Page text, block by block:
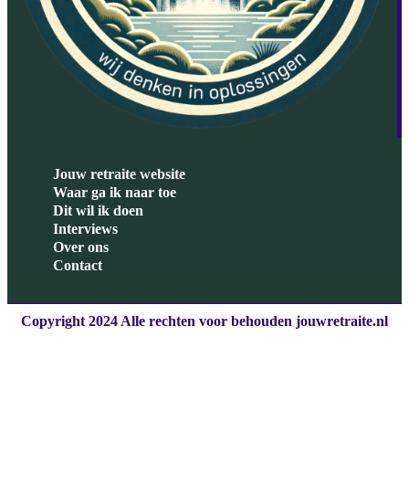
Jouw retraite website
Waar ga ik naar toe
Dit wil ik doen
Interviews
Over ons
Contact
Copyright 2024 Alle rechten voor behouden jouwretraite.nl